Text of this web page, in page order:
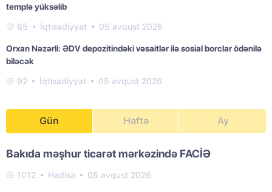
templə yüksəlib
65 İqtisadiyyat 05 avqust 2026
Orxan Nəzərli: ƏDV depozitindəki vəsaitlər ilə sosial borclar ödənilə
biləcək
92 İqtisadiyyat 05 avqust 2026
Gün Həftə Ay
Bakıda məşhur ticarət mərkəzində FACİƏ
1012 Hadisə 05 avqust 2026